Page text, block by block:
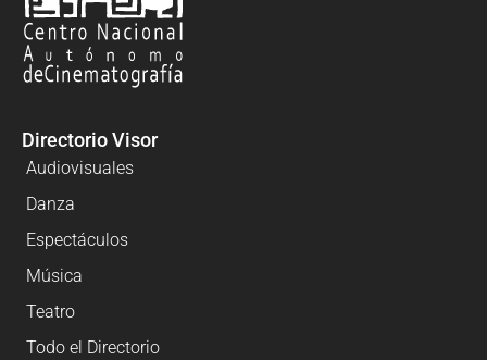
Directorio Visor
Audiovisuales
Danza
Espectáculos
Música
Teatro
Todo el Directorio